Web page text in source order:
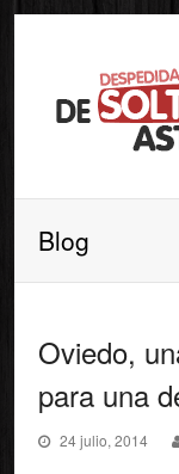
Blog
Oviedo,
para una
24 julio, 2014